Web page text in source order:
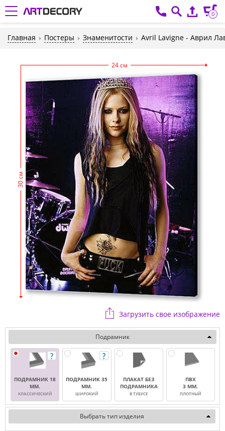
0
Главная Постеры Знаменитости Avril Lavigne - Аврил
24 см
30 см
Загрузить свое изображение
Подрамник
ПОДРАМНИК 18
ММ.
КЛАССИЧЕСКИЙ
ПОДРАМНИК 35
ММ.
ШИРОКИЙ
ПЛАКАТ БЕЗ
ПОДРАМНИКА
В ТУБУСЕ
ПВХ
3 ММ.
ПЛОТНЫЙ
Выбрать тип изделия